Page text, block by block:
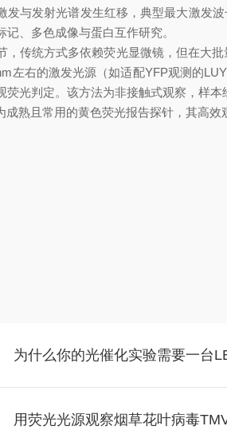
发与发射光谱发生红移，典型最大激发
记、多色成像与蛋白互作研究。
，传统方式多依赖荧光显微镜，但在大
左右的激发光源（如适配YFP观测的
荧光判定。该方法为非接触式观察，样
成熟且常用的黄色荧光报告探针，其高
为什么你的光催化实验需要一台
用荧光光源观察烟草花叶病毒